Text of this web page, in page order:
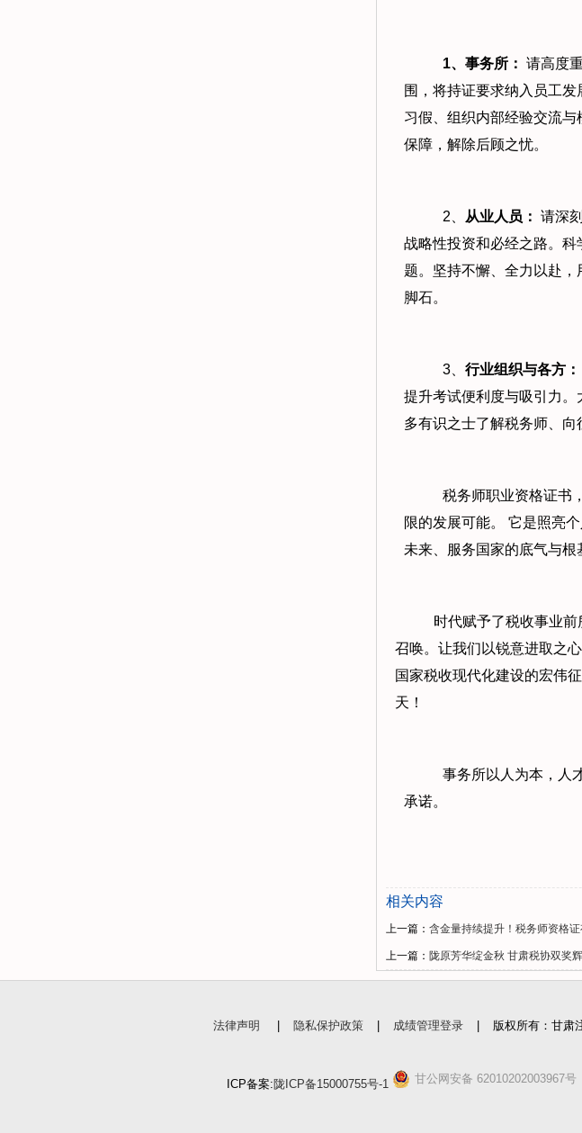
1、事务所： 请高度
围，将持证要求纳入员工
习假、组织内部经验交流
保障，解除后顾之忧。
2、 从业人员： 请深
战略性投资和必经之路。
题。坚持不懈、全力以赴
脚石。
3、 行业组织与各方：
提升考试便利度与吸引力
多有识之士了解税务师、向
税务师职业资格证书
限的发展可能。 它是照亮
未来、服务国家的底气与根
时代赋予了税收事业
召唤。让我们以锐意进取之
国家税收现代化建设的宏伟
天！
事务所以人为本，人
承诺。
相关内容
上一篇： 含金量持续提升！税务师资格
上一篇： 陇原芳华绽金秋 甘肃税协双奖
法律声明 隐私保护政策 成绩管理登录 版权所有：甘肃
ICP备案:陇ICP备15000755号-1 甘公网安备 62010202003967号